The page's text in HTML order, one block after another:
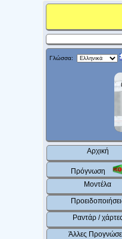
Γλώσσα:
Αρχική
Πρόγνωση
Μοντέλα
Ραντάρ / χάρτες
Άλλες